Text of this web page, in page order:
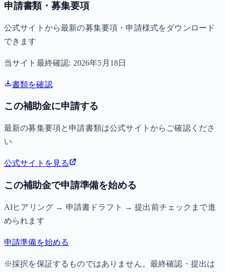
申請書類・募集要項
公式サイトから最新の募集要項・申請様式をダウンロード
できます
当サイト最終確認: 2026年5月18日
書類を確認
この補助金に申請する
最新の募集要項と申請書類は公式サイトからご確認くださ
い
公式サイトを見る
この補助金で申請準備を始める
AIヒアリング → 申請書ドラフト → 提出前チェックまで進
められます
申請準備を始める
※採択を保証するものではありません。最終確認・提出は